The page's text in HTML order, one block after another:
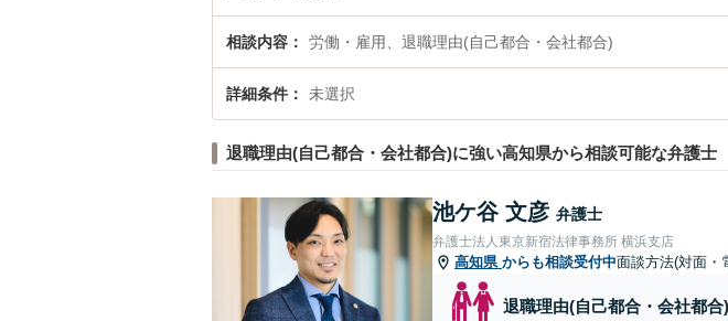
相談内容 労働・雇用、退職理由(自己都合・会社都合)
詳細条件 未選択
退職理由(自己都合・会社都合)に強い高知県から相談可能な弁護士
池ケ谷 文彦 弁護士
弁護士法人東京新宿法律事務所 横浜支店
高知県 からも相談受付中面談方法(対面・
退職理由(自己都合・会社都合)